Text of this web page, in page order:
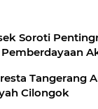
Soroti
Tangerang
Cilongok